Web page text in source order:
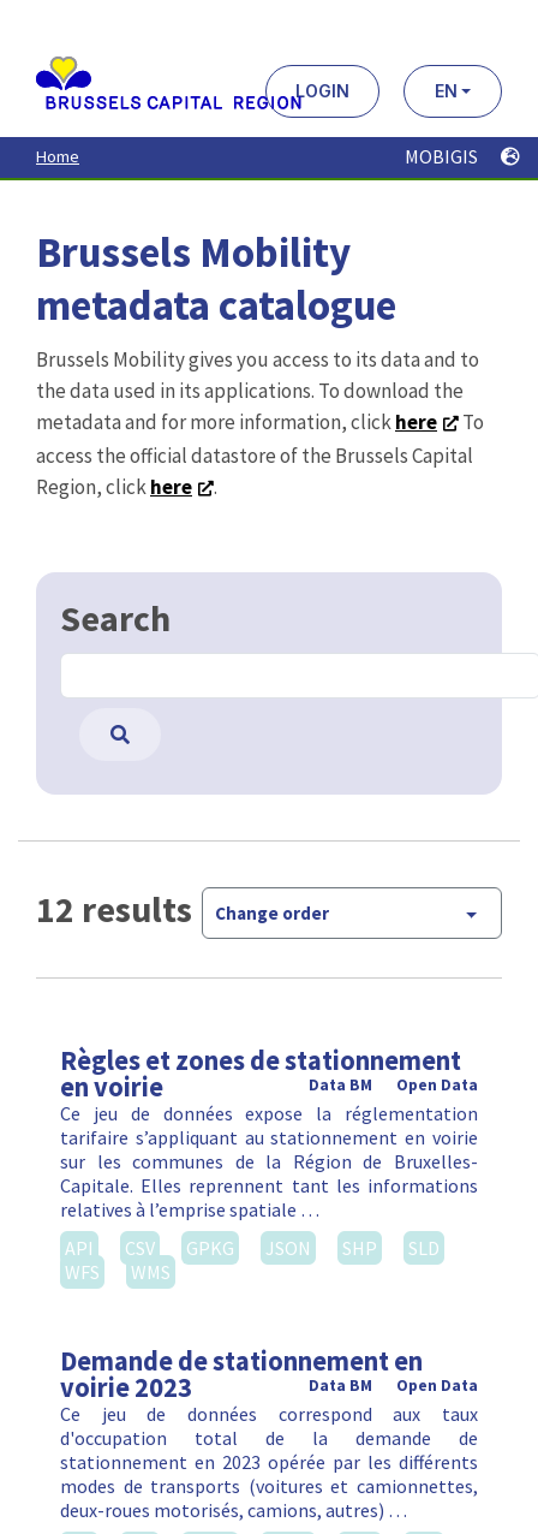
contenu
principal
LOGIN EN
Home MOBIGIS
Brussels Mobility
metadata catalogue
Brussels Mobility gives you access to its data and to
the data used in its applications. To download the
metadata and for more information, clickhere
To
access the official datastore of the Brussels Capital
Region, clickhere .
Search
12 results Change order
Règles et zones de stationnement
en voirie Open Data
Data BM
Ce jeu de données expose la réglementation
tarifaire s’appliquant au stationnement en voirie
sur les communes de la Région de Bruxelles-
Capitale. Elles reprennent tant les informations
relatives à l’emprise spatiale …
API
CSV GPKG JSON SHP
SLD
WFS
WMS
Demande de stationnement en
voirie 2023 Open Data
Data BM
Ce jeu de données correspond aux taux
d'occupation total de la demande de
stationnement en 2023 opérée par les différents
modes de transports (voitures et camionnettes,
deux-roues motorisés, camions, autres) …